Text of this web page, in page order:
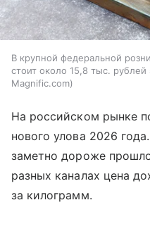
В крупной федеральной
стоит около 15,8 тыс. рублей
Magnific.com
На российском рынке
нового улова 2026
заметно дороже
разных каналах цена
за килограмм.